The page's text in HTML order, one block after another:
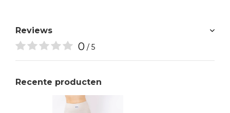
Reviews
0 / 5
Recente producten